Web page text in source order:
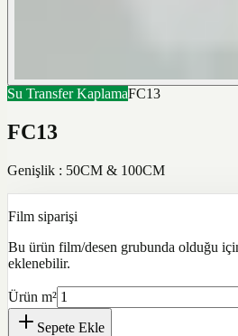
Su Transfer KaplamaFC13
FC13
Genişlik : 50CM & 100CM
Film siparişi
Bu ürün film/desen grubunda olduğu
eklenebilir.
Ürün m²
Sepete Ekle